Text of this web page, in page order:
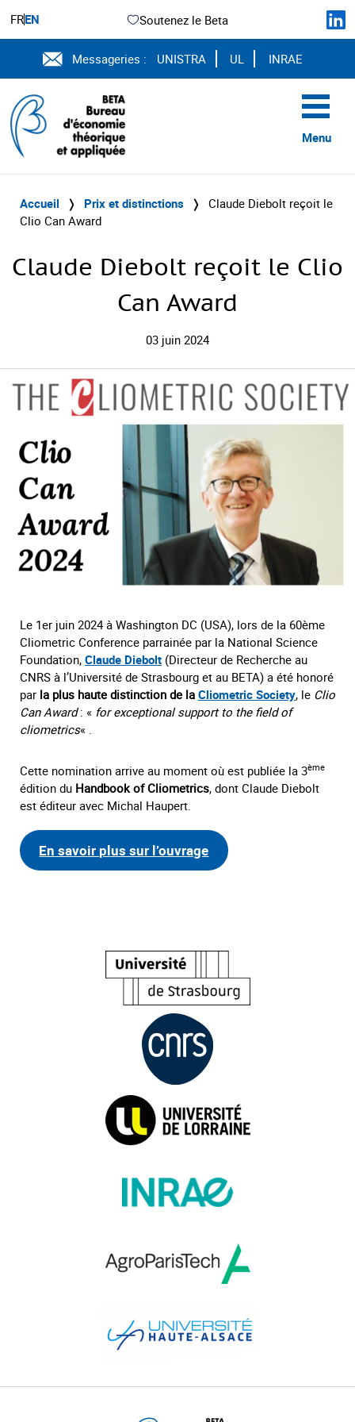
FREN Soutenez le Beta
Messageries : UNISTRA UL INRAE
Menu
Accueil ❭ Prix et distinctions ❭ Claude Diebolt reçoit le
Clio Can Award
Claude Diebolt reçoit le Clio
Can Award
03 juin 2024
Le 1er juin 2024 à Washington DC (USA), lors de la 60ème
Cliometric Conference parrainée par la National Science
Foundation, Claude Diebolt (Directeur de Recherche au
CNRS à l’Université de Strasbourg et au BETA) a été honoré
par la plus haute distinction de la Cliometric Society, le Clio
Can Award: « for exceptional support to the field of
cliometrics« .
Cette nomination arrive au moment où est publiée la 3ème
édition du Handbook of Cliometrics, dont Claude Diebolt
est éditeur avec Michal Haupert.
En savoir plus sur l’ouvrage